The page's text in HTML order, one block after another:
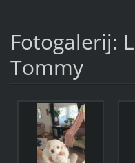
Fotogalerij:
Tommy